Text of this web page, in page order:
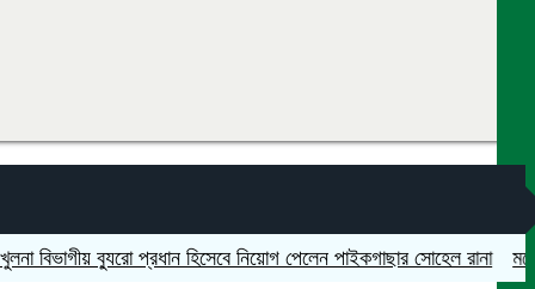
ব্যুরো প্রধান হিসেবে নিয়োগ পেলেন পাইকগাছার সোহেল রানা
মহেশপুরে